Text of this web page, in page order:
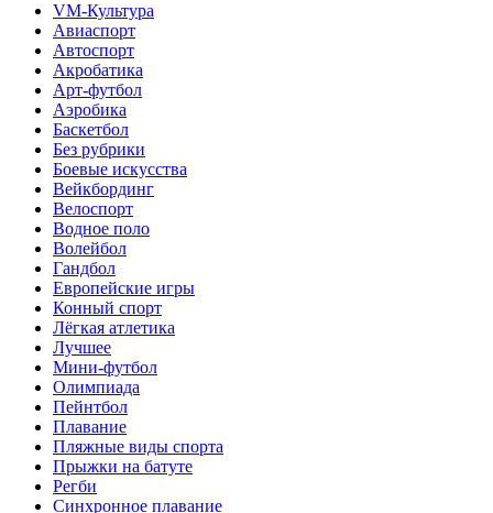
VM-Культура
Авиаспорт
Автоспорт
Акробатика
Арт-футбол
Аэробика
Баскетбол
Без рубрики
Боевые искусства
Вейкбординг
Велоспорт
Водное поло
Волейбол
Гандбол
Европейские игры
Конный спорт
Лёгкая атлетика
Лучшее
Мини-футбол
Олимпиада
Пейнтбол
Плавание
Пляжные виды спорта
Прыжки на батуте
Регби
Синхронное плавание